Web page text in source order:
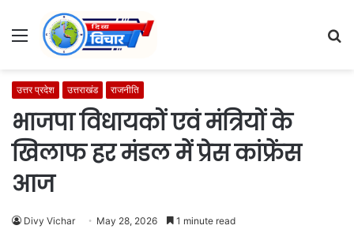
Menu
उत्तर प्रदेश उत्तराखंड राजनीति
भाजपा विधायकों एवं मंत्रियों के
खिलाफ हर मंडल में प्रेस कांफ्रेंस
आज
Divy Vichar May 28, 2026 1 minute read